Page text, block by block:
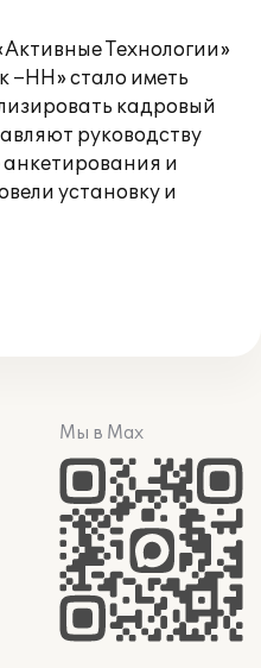
Технологии»
–НН» стало иметь
кадровый
руководству
и
установку и
Мы в Max